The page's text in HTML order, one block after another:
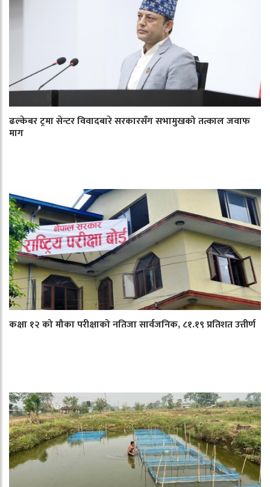
ढल्केबर ट्रमा सेन्टर विवादबारे सरकारसँग सभामुखको तत्काल जवाफ
माग
कक्षा १२ को मौका परीक्षाको नतिजा सार्वजनिक, ८१.१९ प्रतिशत उत्तीर्ण